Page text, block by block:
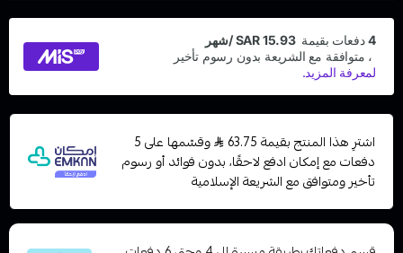
اشترِ هذا المنتج بقيمة 63.75
وقسّمها على 5
دفعات مع إمكان ادفع لاحقًا، بدون فوائد أو رسوم
تأخير ومتوافق مع الشريعة الإسلامية